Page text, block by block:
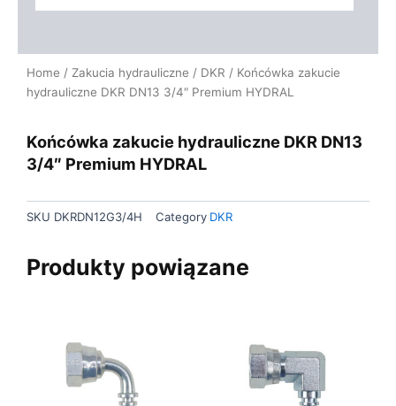
Home / Zakucia hydrauliczne / DKR / Końcówka zakucie
hydrauliczne DKR DN13 3/4″ Premium HYDRAL
Końcówka zakucie hydrauliczne DKR DN13
3/4″ Premium HYDRAL
SKU DKRDN12G3/4H Category DKR
Produkty powiązane